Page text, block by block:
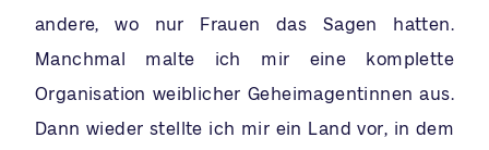
andere, wo nur Frauen das Sagen hatten.
Manchmal malte ich mir eine komplette
Organisation weiblicher Geheimagentinnen aus.
Dann wieder stellte ich mir ein Land vor, in dem